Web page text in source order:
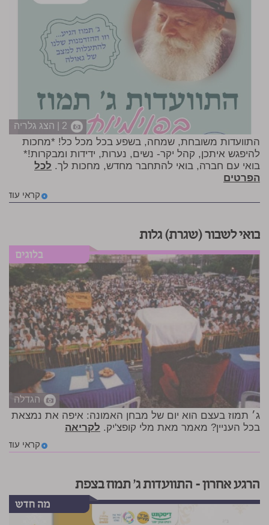
2 | הצג גלריה
התוועדות משובחת, שמחה, בשפע בכל מכל כל! *מחכות
להיפגש איתכן, קהל יקר- נשים, נערות, ידידות ומבקרות!*
בואי עם חברה, בואי להתחבר מחדש, מחכות לך. לכל
הפרטים
קראי עוד
בואי לשבור (שגרת) גלות
הגדלה
ג׳ תמוז בעצם הוא יום של מבחן האמונה: איפה את נמצאת
בכל העניין? מאמר מאת מלי קופצ'יק. לקריאה
קראי עוד
הרגע אחרון – התוועדות ג' תמוז בצפת